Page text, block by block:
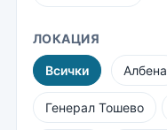
ЛОКАЦИЯ
Всички Албена
Генерал Тошево